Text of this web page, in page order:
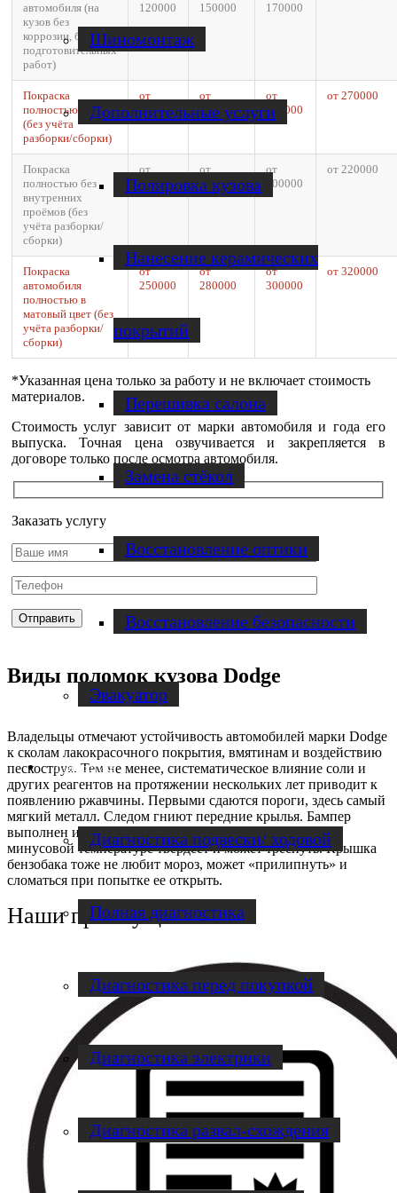
Шиномонтаж
Дополнительные услуги
Полировка кузова
Нанесение керамических
покрытий
Перешивка салона
Замена стёкол
Восстановление оптики
Восстановление безопасности
Эвакуатор
Диагностика
Диагностика подвески/ ходовой
Полная диагностика
Диагностика перед покупкой
Диагностика электрики
Диагностика развал-схождения
автомобиля (на
кузов без
коррозии, без доп.
подготовительных
работ)
120000
150000
170000
Покраска
полностью
(без учёта
разборки/сборки)
от
200000
от
230000
от
250000
от 270000
Покраска
полностью без
внутренних
проёмов (без
учёта разборки/
сборки)
от
150000
от
180000
от
200000
от 220000
Покраска
автомобиля
полностью в
матовый цвет (без
учёта разборки/
сборки)
от
250000
от
280000
от
300000
от 320000
*Указанная цена только за работу и не включает стоимость
материалов.
Стоимость услуг зависит от марки автомобиля и года его
выпуска. Точная цена озвучивается и закрепляется в
договоре только после осмотра автомобиля.
Заказать услугу
Виды поломок кузова Dodge
Владельцы отмечают устойчивость автомобилей марки Dodge
к сколам лакокрасочного покрытия, вмятинам и воздействию
пескоструя. Тем не менее, систематическое влияние соли и
других реагентов на протяжении нескольких лет приводит к
появлению ржавчины. Первыми сдаются пороги, здесь самый
мягкий металл. Следом гниют передние крылья. Бампер
выполнен из пластика низкого качества, который при
минусовой температуре твердеет и может треснуть. Крышка
бензобака тоже не любит мороз, может «прилипнуть» и
сломаться при попытке ее открыть.
Наши преимущества